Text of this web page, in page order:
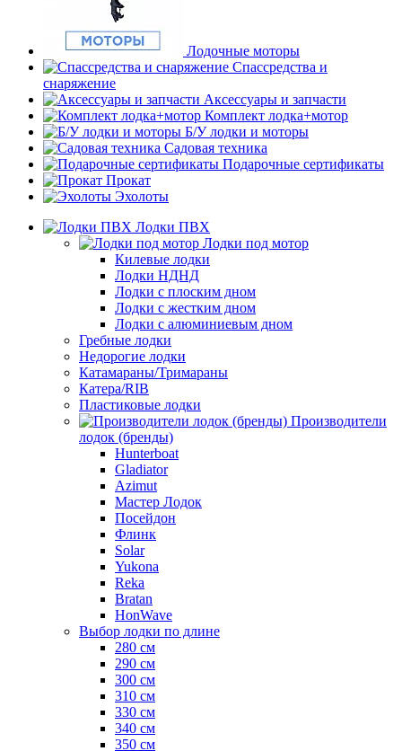
Лодочные моторы
Спассредства и
снаряжение
Аксессуары и запчасти
Комплект лодка+мотор
Б/У лодки и моторы
Садовая техника
Подарочные сертификаты
Прокат
Эхолоты
Лодки ПВХ
Лодки под мотор
Килевые лодки
Лодки НДНД
Лодки с плоским дном
Лодки с жестким дном
Лодки с алюминиевым дном
Гребные лодки
Недорогие лодки
Катамараны/Тримараны
Катера/RIB
Пластиковые лодки
Производители
лодок (бренды)
Hunterboat
Gladiator
Azimut
Мастер Лодок
Посейдон
Флинк
Solar
Yukona
Reka
Bratan
HonWave
Выбор лодки по длине
280 см
290 см
300 см
310 см
330 см
340 см
350 см